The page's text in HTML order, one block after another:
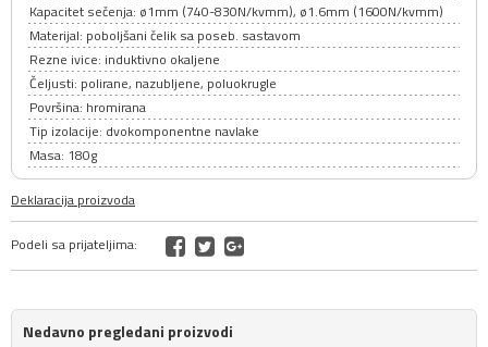
Kapacitet sečenja: ø1mm (740-830N/kvmm), ø1.6mm (1600N/kvmm)
Materijal: poboljšani čelik sa poseb. sastavom
Rezne ivice: induktivno okaljene
Čeljusti: polirane, nazubljene, poluokrugle
Površina: hromirana
Tip izolacije: dvokomponentne navlake
Masa: 180g
Deklaracija proizvoda
Podeli sa prijateljima:
Nedavno pregledani proizvodi